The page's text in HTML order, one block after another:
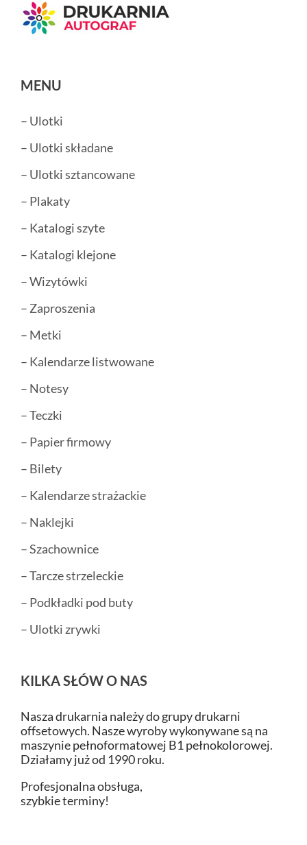
MENU
– Ulotki
– Ulotki składane
– Ulotki sztancowane
– Plakaty
– Katalogi szyte
– Katalogi klejone
– Wizytówki
– Zaproszenia
– Metki
– Kalendarze listwowane
– Notesy
– Teczki
– Papier firmowy
– Bilety
– Kalendarze strażackie
– Naklejki
– Szachownice
– Tarcze strzeleckie
– Podkładki pod buty
– Ulotki zrywki
KILKA SŁÓW O NAS
Nasza drukarnia należy do grupy drukarni
offsetowych. Nasze wyroby wykonywane są na
maszynie pełnoformatowej B1 pełnokolorowej.
Działamy już od 1990 roku.
Profesjonalna obsługa,
szybkie terminy!